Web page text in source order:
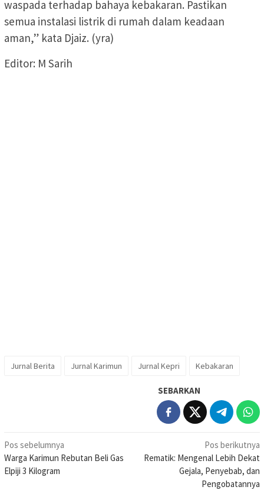
waspada terhadap bahaya kebakaran. Pastikan
semua instalasi listrik di rumah dalam keadaan
aman,” kata Djaiz. (yra)
Editor: M Sarih
Jurnal Berita Jurnal Karimun Jurnal Kepri Kebakaran
SEBARKAN
Navigasi
pos
Pos sebelumnya
Warga Karimun Rebutan Beli Gas
Elpiji 3 Kilogram
Pos berikutnya
Rematik: Mengenal Lebih Dekat
Gejala, Penyebab, dan
Pengobatannya